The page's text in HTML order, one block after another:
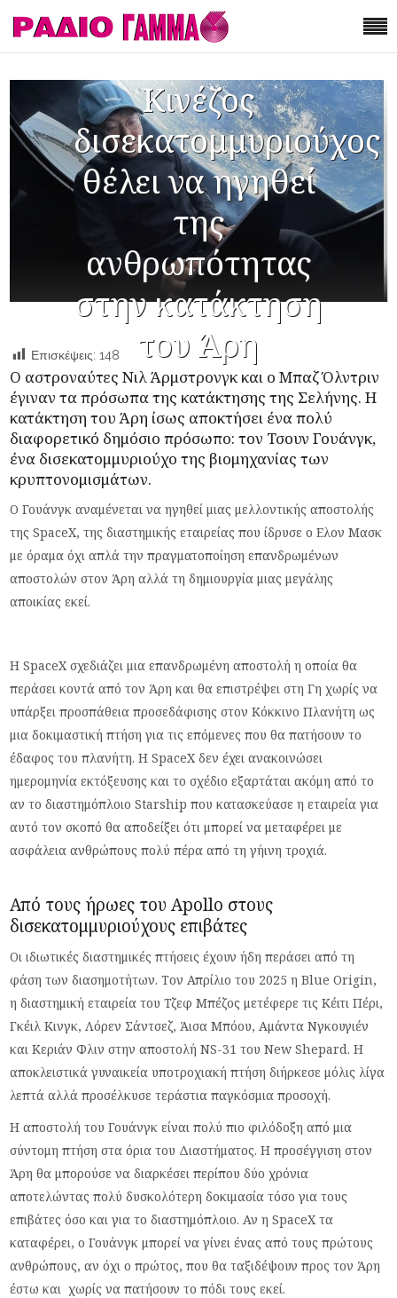
Kινέζος
δισεκατομμυριούχος
θέλει να ηγηθεί
της
ανθρωπότητας
στην κατάκτηση
του Άρη
Επισκέψεις: 148
Ο αστροναύτες Νιλ Άρμστρονγκ και ο Μπαζ Όλντριν
έγιναν τα πρόσωπα της κατάκτησης της Σελήνης. Η
κατάκτηση του Άρη ίσως αποκτήσει ένα πολύ
διαφορετικό δημόσιο πρόσωπο: τον Τσουν Γουάνγκ,
ένα δισεκατομμυριούχο της βιομηχανίας των
κρυπτονομισμάτων.
Ο Γουάνγκ αναμένεται να ηγηθεί μιας μελλοντικής αποστολής
της SpaceX, της διαστημικής εταιρείας που ίδρυσε ο Ελον Μασκ
με όραμα όχι απλά την πραγματοποίηση επανδρωμένων
αποστολών στον Άρη αλλά τη δημιουργία μιας μεγάλης
αποικίας εκεί.
Η SpaceX σχεδιάζει μια επανδρωμένη αποστολή η οποία θα
περάσει κοντά από τον Άρη και θα επιστρέψει στη Γη χωρίς να
υπάρξει προσπάθεια προσεδάφισης στον Κόκκινο Πλανήτη ως
μια δοκιμαστική πτήση για τις επόμενες που θα πατήσουν το
έδαφος του πλανήτη. Η SpaceX δεν έχει ανακοινώσει
ημερομηνία εκτόξευσης και το σχέδιο εξαρτάται ακόμη από το
αν το διαστημόπλοιο Starship που κατασκεύασε η εταιρεία για
αυτό τον σκοπό θα αποδείξει ότι μπορεί να μεταφέρει με
ασφάλεια ανθρώπους πολύ πέρα από τη γήινη τροχιά.
Από τους ήρωες του Apollo στους
δισεκατομμυριούχους επιβάτες
Οι ιδιωτικές διαστημικές πτήσεις έχουν ήδη περάσει από τη
φάση των διασημοτήτων. Τον Απρίλιο του 2025 η Blue Origin,
η διαστημική εταιρεία του Τζεφ Μπέζος μετέφερε τις Κέιτι Πέρι,
Γκέιλ Κινγκ, Λόρεν Σάντσεζ, Άισα Μπόου, Αμάντα Νγκουγιέν
και Κεριάν Φλιν στην αποστολή NS-31 του New Shepard. Η
αποκλειστικά γυναικεία υποτροχιακή πτήση διήρκεσε μόλις λίγα
λεπτά αλλά προσέλκυσε τεράστια παγκόσμια προσοχή.
Η αποστολή του Γουάνγκ είναι πολύ πιο φιλόδοξη από μια
σύντομη πτήση στα όρια του Διαστήματος. Η προσέγγιση στον
Άρη θα μπορούσε να διαρκέσει περίπου δύο χρόνια
αποτελώντας πολύ δυσκολότερη δοκιμασία τόσο για τους
επιβάτες όσο και για το διαστημόπλοιο. Αν η SpaceX τα
καταφέρει, ο Γουάνγκ μπορεί να γίνει ένας από τους πρώτους
ανθρώπους, αν όχι ο πρώτος, που θα ταξιδέψουν προς τον Άρη
έστω και χωρίς να πατήσουν το πόδι τους εκεί.